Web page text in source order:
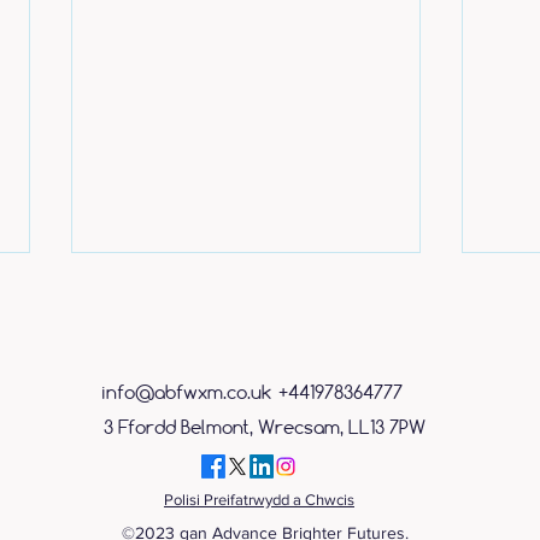
Mae ‘Iron Man’ yn ymgymryd â
Marathon Eryri i godi arian i
info@abfwxm.co.uk +441978364777
3 Ffordd Belmont, Wrecsam, LL13 7PW
Polisi Preifatrwydd a Chwcis
©2023 gan Advance Brighter Futures.